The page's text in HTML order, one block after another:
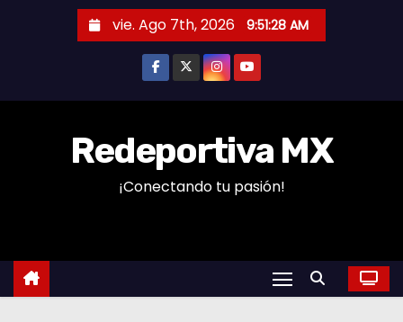
n
vie. Ago 7th, 2026 9:51:29 AM
Redeportiva MX
¡Conectando tu pasión!